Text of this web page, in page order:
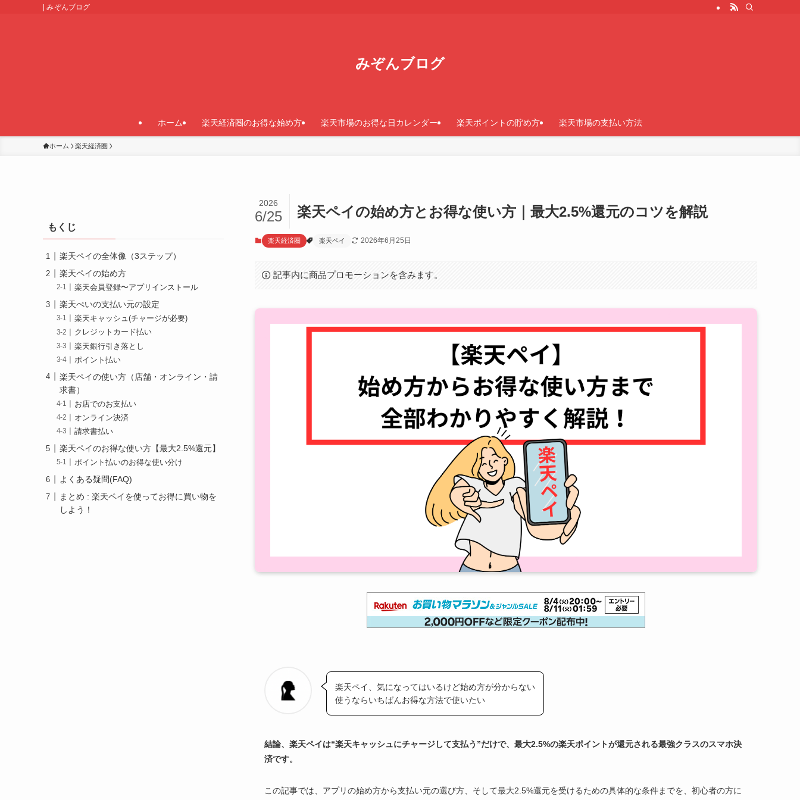
| みぞんブログ
みぞんブログ
ホーム 楽天経済圏のお得な始め方 楽天市場のお得な日カレンダー 楽天ポイントの貯め方 楽天市場の支払い方法
ホーム 楽天経済圏
楽天ペイの始め方とお得な使い方｜最大2.5%還元のコツを解説
2026
6/25
楽天経済圏 楽天ペイ 2026年6月25日
記事内に商品プロモーションを含みます。
楽天ペイ、気になってはいるけど始め方が分からない
使うならいちばんお得な方法で使いたい
結論、楽天ペイは“楽天キャッシュにチャージして支払う”だけで、最大2.5%の楽天ポイントが還元される最強クラスのスマホ決
済です。
この記事では、アプリの始め方から支払い元の選び方、そして最大2.5%還元を受けるための具体的な条件までを、初心者の方に
もくじ
楽天ペイの全体像（3ステップ）
楽天ペイの始め方
楽天会員登録〜アプリインストール
楽天ぺいの支払い元の設定
楽天キャッシュ(チャージが必要)
クレジットカード払い
楽天銀行引き落とし
ポイント払い
楽天ペイの使い方（店舗・オンライン・請
求書）
お店でのお支払い
オンライン決済
請求書払い
楽天ペイのお得な使い方【最大2.5%還元】
ポイント払いのお得な使い分け
よくある疑問(FAQ)
まとめ : 楽天ペイを使ってお得に買い物を
しよう！